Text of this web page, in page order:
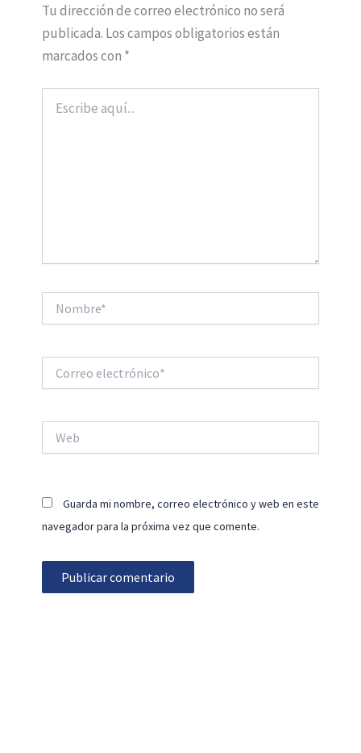
Tu dirección de correo electrónico no será
publicada. Los campos obligatorios están
marcados con *
aquí...
electrónico*
Guarda mi nombre, correo electrónico y web en este
navegador para la próxima vez que comente.